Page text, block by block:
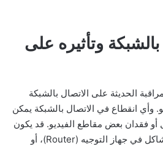
وتأثيره على
الحديثة على الاتصال بالشبكة
وأي انقطاع في الاتصال بالشبكة يمكن
فقدان بعض مقاطع الفيديو. قد يكون
سبب انقطاع الاتصال هو مشاكل في جهاز التوجيه (Router)، أو